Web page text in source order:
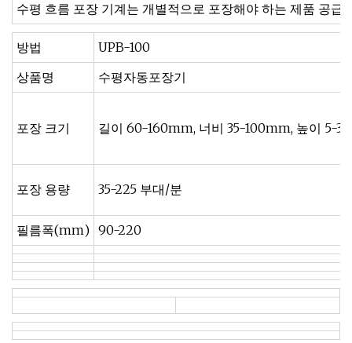
수평 흐름 포장 기계는 개별적으로 포장해야 하는 제품 공
방법
UPB-100
상품명
수평자동포장기
포장 크기 길이 60-160mm, 너비 35-100mm, 높이 5-
포장 용량 35-225 부대/분
필름폭(mm) 90-220